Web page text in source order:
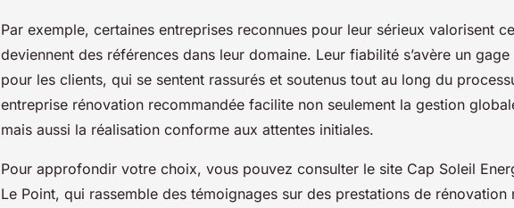
Par exemple, certaines entreprises reconnues pour leur sérieux valorisent
deviennent des références dans leur domaine. Leur fiabilité s’avère un
pour les clients, qui se sentent rassurés et soutenus tout au long du
entreprise rénovation recommandée facilite non seulement la gestion
mais aussi la réalisation conforme aux attentes initiales.
Pour approfondir votre choix, vous pouvez consulter le site Cap Soleil
Le Point, qui rassemble des témoignages sur des prestations de rénovation